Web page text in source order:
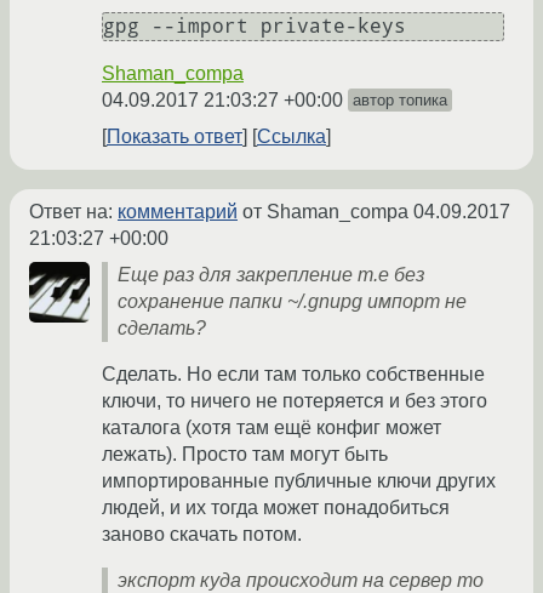
gpg --import private-keys
Shaman_compa
04.09.2017 21:03:27 +00:00 автор топика
Показать ответ Ссылка
Ответ на: комментарий от Shaman_compa 04.09.2017
21:03:27 +00:00
Еще раз для закрепление т.е без
сохранение папки ~/.gnupg импорт не
сделать?
Сделать. Но если там только собственные
ключи, то ничего не потеряется и без этого
каталога (хотя там ещё конфиг может
лежать). Просто там могут быть
импортированные публичные ключи других
людей, и их тогда может понадобиться
заново скачать потом.
экспорт куда происходит на сервер то